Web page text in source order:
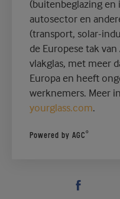
(buitenbeglazing en
autosector en
(transport, solar-
de Europese tak
vlakglas, met meer
Europa en heeft
werknemers. Meer
yourglass.com.
Powered by AGC®